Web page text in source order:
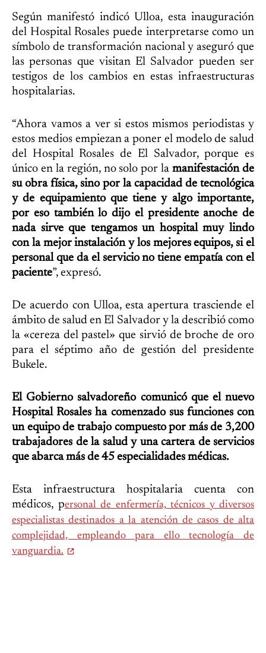
Según manifestó indicó Ulloa, esta inauguración
del Hospital Rosales puede interpretarse como un
símbolo de transformación nacional y aseguró que
las personas que visitan El Salvador pueden ser
testigos de los cambios en estas infraestructuras
hospitalarias.
“Ahora vamos a ver si estos mismos periodistas y
estos medios empiezan a poner el modelo de salud
del Hospital Rosales de El Salvador, porque es
único en la región, no solo por la manifestación de
su obra física, sino por la capacidad de tecnológica
y de equipamiento que tiene y algo importante,
por eso también lo dijo el presidente anoche de
nada sirve que tengamos un hospital muy lindo
con la mejor instalación y los mejores equipos, si el
personal que da el servicio no tiene empatía con el
paciente”, expresó.
De acuerdo con Ulloa, esta apertura trasciende el
ámbito de salud en El Salvador y la describió como
la «cereza del pastel» que sirvió de broche de oro
para el séptimo año de gestión del presidente
Bukele.
El Gobierno salvadoreño comunicó que el nuevo
Hospital Rosales ha comenzado sus funciones con
un equipo de trabajo compuesto por más de 3,200
trabajadores de la salud y una cartera de servicios
que abarca más de 45 especialidades médicas.
Esta infraestructura hospitalaria cuenta con
médicos, personal de enfermería, técnicos y diversos
especialistas destinados a la atención de casos de alta
complejidad, empleando para ello tecnología de
vanguardia.